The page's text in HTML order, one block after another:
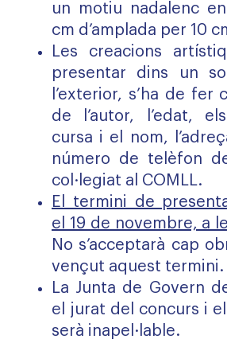
un motiu nadalenc
cm d’amplada per 10
Les creacions
presentar dins un
l’exterior, s’ha de fer
de l’autor, l’edat,
cursa i el nom,
número de telèfon
col·legiat al COMLL.
El termini de
el 19 de novembre, a
No s’acceptarà cap
vençut aquest termini.
La Junta de Govern
el jurat del concurs i
serà inapel·lable.